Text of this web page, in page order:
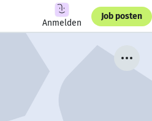
Anmelden
Job posten